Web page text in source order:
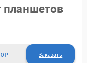
планшетов
0 Заказать